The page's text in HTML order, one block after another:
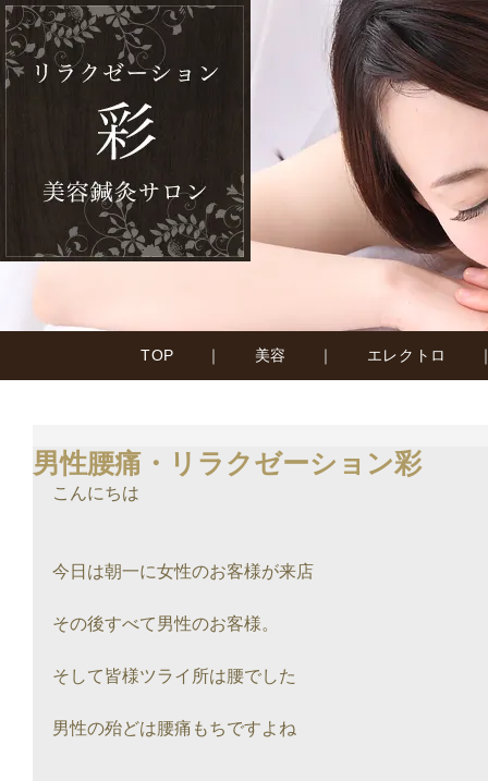
TOP ｜ 美容 ｜ エレクトロ
男性腰痛・リラクゼーション彩
こんにちは
今日は朝一に女性のお客様が来店
その後すべて男性のお客様。
そして皆様ツライ所は腰でした
男性の殆どは腰痛もちですよね